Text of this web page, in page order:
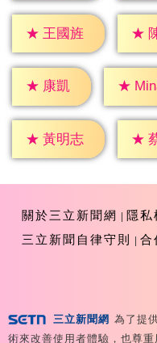
★ 王國旌 ★
★ 康凱 ★
★ 黃明志 ★
關於三立新聞網
隱私
三立新聞自律守則
合
Copyright ©2026
三立新聞網 為了提
術來改善使用者體驗，也尊重